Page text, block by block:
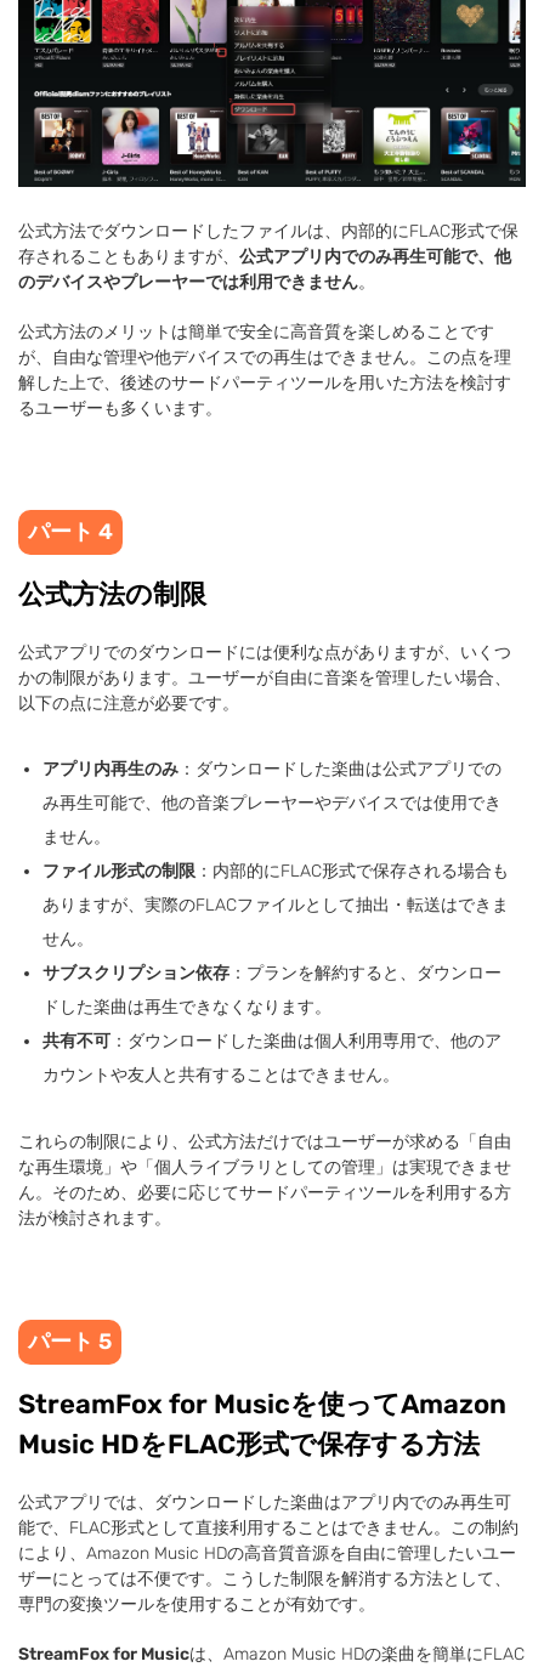
公式方法でダウンロードしたファイルは、内部的にFLAC形式で保
存されることもありますが、 公式アプリ内でのみ再生可能で、他
のデバイスやプレーヤーでは利用できません。
公式方法のメリットは簡単で安全に高音質を楽しめることです
が、自由な管理や他デバイスでの再生はできません。この点を理
解した上で、後述のサードパーティツールを用いた方法を検討す
るユーザーも多くいます。
パート 4
公式方法の制限
公式アプリでのダウンロードには便利な点がありますが、いくつ
かの制限があります。ユーザーが自由に音楽を管理したい場合、
以下の点に注意が必要です。
アプリ内再生のみ ：ダウンロードした楽曲は公式アプリでの
み再生可能で、他の音楽プレーヤーやデバイスでは使用でき
ません。
ファイル形式の制限 ：内部的にFLAC形式で保存される場合も
ありますが、実際のFLACファイルとして抽出・転送はできま
せん。
サブスクリプション依存 ：プランを解約すると、ダウンロー
ドした楽曲は再生できなくなります。
共有不可 ：ダウンロードした楽曲は個人利用専用で、他のア
カウントや友人と共有することはできません。
これらの制限により、公式方法だけではユーザーが求める「自由
な再生環境」や「個人ライブラリとしての管理」は実現できませ
ん。そのため、必要に応じてサードパーティツールを利用する方
法が検討されます。
パート 5
StreamFox for Musicを使ってAmazon
Music HDをFLAC形式で保存する方法
公式アプリでは、ダウンロードした楽曲はアプリ内でのみ再生可
能で、FLAC形式として直接利用することはできません。この制約
により、Amazon Music HDの高音質音源を自由に管理したいユー
ザーにとっては不便です。こうした制限を解消する方法として、
専門の変換ツールを使用することが有効です。
StreamFox for Musicは、Amazon Music HDの楽曲を簡単にFLAC